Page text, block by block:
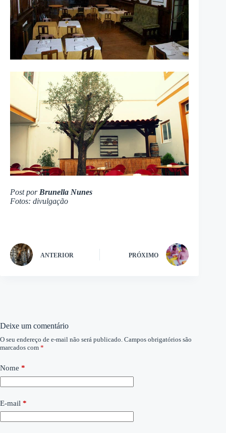
Post por Brunella Nunes
Fotos: divulgação
ANTERIOR PRÓXIMO
Deixe um comentário
O seu endereço de e-mail não será publicado. Campos obrigatórios são
marcados com *
Nome *
E-mail *